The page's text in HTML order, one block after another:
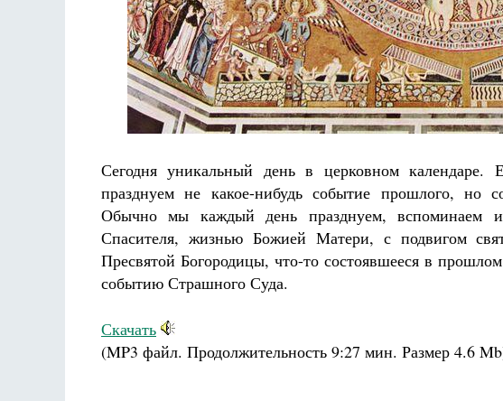
Сегодня уникальный день в церковном
празднуем не какое-нибудь событие прошлого, но
Обычно мы каждый день празднуем, вспоминаем
Спасителя, жизнью Божией Матери, с подвигом
Пресвятой Богородицы, что-то состоявшееся в
событию Страшного Суда.
Скачать
(MP3 файл. Продолжительность 9:27 мин. Размер 4.6 Mb